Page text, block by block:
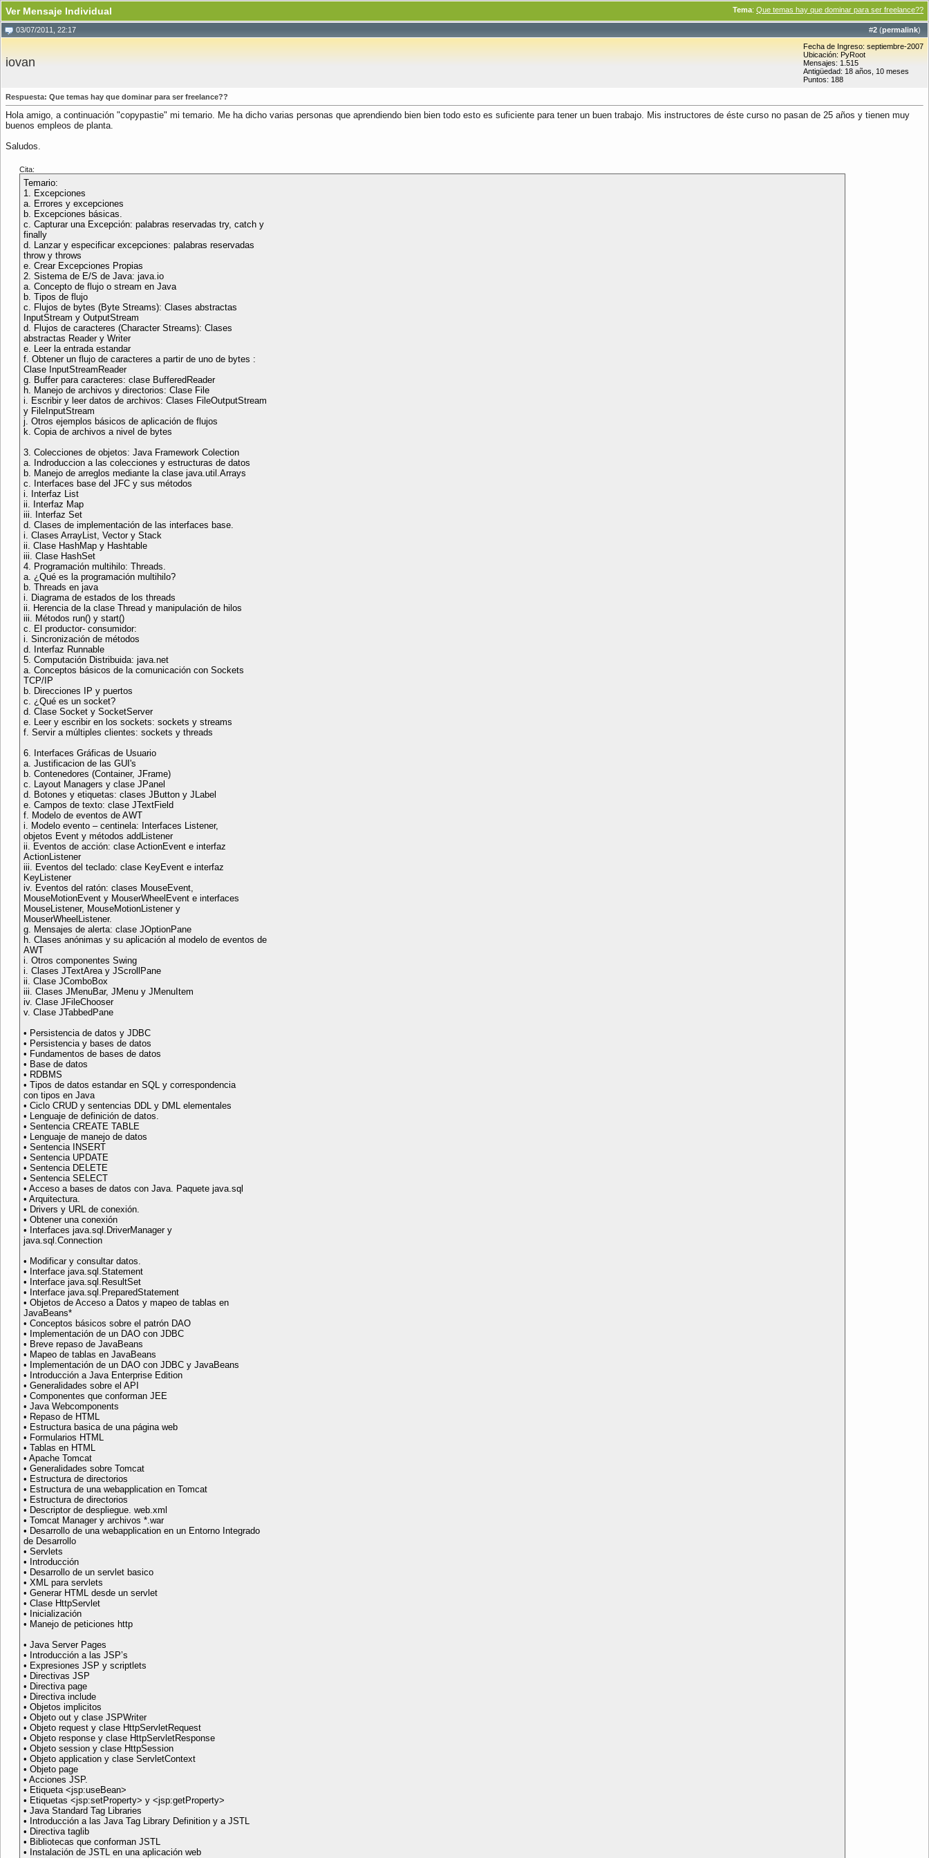
Tema: Que temas hay que dominar para ser freelance??
Ver Mensaje Individual
#2 (permalink)
03/07/2011, 22:17
iovan
Fecha de Ingreso: septiembre-2007
Ubicación: PyRoot
Mensajes: 1.515
Antigüedad: 18 años, 10 meses
Puntos: 188
Respuesta: Que temas hay que dominar para ser freelance??
Hola amigo, a continuación "copypastie" mi temario. Me ha dicho varias personas que aprendiendo bien bien todo esto es suficiente para tener un buen trabajo. Mis instructores de éste curso no pasan de 25 años y tienen muy
buenos empleos de planta.
Saludos.
Cita:
Temario:
1. Excepciones
a. Errores y excepciones
b. Excepciones básicas.
c. Capturar una Excepción: palabras reservadas try, catch y
finally
d. Lanzar y especificar excepciones: palabras reservadas
throw y throws
e. Crear Excepciones Propias
2. Sistema de E/S de Java: java.io
a. Concepto de flujo o stream en Java
b. Tipos de flujo
c. Flujos de bytes (Byte Streams): Clases abstractas
InputStream y OutputStream
d. Flujos de caracteres (Character Streams): Clases
abstractas Reader y Writer
e. Leer la entrada estandar
f. Obtener un flujo de caracteres a partir de uno de bytes :
Clase InputStreamReader
g. Buffer para caracteres: clase BufferedReader
h. Manejo de archivos y directorios: Clase File
i. Escribir y leer datos de archivos: Clases FileOutputStream
y FileInputStream
j. Otros ejemplos básicos de aplicación de flujos
k. Copia de archivos a nivel de bytes
3. Colecciones de objetos: Java Framework Colection
a. Indroduccion a las colecciones y estructuras de datos
b. Manejo de arreglos mediante la clase java.util.Arrays
c. Interfaces base del JFC y sus métodos
i. Interfaz List
ii. Interfaz Map
iii. Interfaz Set
d. Clases de implementación de las interfaces base.
i. Clases ArrayList, Vector y Stack
ii. Clase HashMap y Hashtable
iii. Clase HashSet
4. Programación multihilo: Threads.
a. ¿Qué es la programación multihilo?
b. Threads en java
i. Diagrama de estados de los threads
ii. Herencia de la clase Thread y manipulación de hilos
iii. Métodos run() y start()
c. El productor- consumidor:
i. Sincronización de métodos
d. Interfaz Runnable
5. Computación Distribuida: java.net
a. Conceptos básicos de la comunicación con Sockets
TCP/IP
b. Direcciones IP y puertos
c. ¿Qué es un socket?
d. Clase Socket y SocketServer
e. Leer y escribir en los sockets: sockets y streams
f. Servir a múltiples clientes: sockets y threads
6. Interfaces Gráficas de Usuario
a. Justificacion de las GUI's
b. Contenedores (Container, JFrame)
c. Layout Managers y clase JPanel
d. Botones y etiquetas: clases JButton y JLabel
e. Campos de texto: clase JTextField
f. Modelo de eventos de AWT
i. Modelo evento – centinela: Interfaces Listener,
objetos Event y métodos addListener
ii. Eventos de acción: clase ActionEvent e interfaz
ActionListener
iii. Eventos del teclado: clase KeyEvent e interfaz
KeyListener
iv. Eventos del ratón: clases MouseEvent,
MouseMotionEvent y MouserWheelEvent e interfaces
MouseListener, MouseMotionListener y
MouserWheelListener.
g. Mensajes de alerta: clase JOptionPane
h. Clases anónimas y su aplicación al modelo de eventos de
AWT
i. Otros componentes Swing
i. Clases JTextArea y JScrollPane
ii. Clase JComboBox
iii. Clases JMenuBar, JMenu y JMenuItem
iv. Clase JFileChooser
v. Clase JTabbedPane
• Persistencia de datos y JDBC
• Persistencia y bases de datos
• Fundamentos de bases de datos
• Base de datos
• RDBMS
• Tipos de datos estandar en SQL y correspondencia
con tipos en Java
• Ciclo CRUD y sentencias DDL y DML elementales
• Lenguaje de definición de datos.
• Sentencia CREATE TABLE
• Lenguaje de manejo de datos
• Sentencia INSERT
• Sentencia UPDATE
• Sentencia DELETE
• Sentencia SELECT
• Acceso a bases de datos con Java. Paquete java.sql
• Arquitectura.
• Drivers y URL de conexión.
• Obtener una conexión
• Interfaces java.sql.DriverManager y
java.sql.Connection
• Modificar y consultar datos.
• Interface java.sql.Statement
• Interface java.sql.ResultSet
• Interface java.sql.PreparedStatement
• Objetos de Acceso a Datos y mapeo de tablas en
JavaBeans*
• Conceptos básicos sobre el patrón DAO
• Implementación de un DAO con JDBC
• Breve repaso de JavaBeans
• Mapeo de tablas en JavaBeans
• Implementación de un DAO con JDBC y JavaBeans
• Introducción a Java Enterprise Edition
• Generalidades sobre el API
• Componentes que conforman JEE
• Java Webcomponents
• Repaso de HTML
• Estructura basica de una página web
• Formularios HTML
• Tablas en HTML
• Apache Tomcat
• Generalidades sobre Tomcat
• Estructura de directorios
• Estructura de una webapplication en Tomcat
• Estructura de directorios
• Descriptor de despliegue. web.xml
• Tomcat Manager y archivos *.war
• Desarrollo de una webapplication en un Entorno Integrado
de Desarrollo
• Servlets
• Introducción
• Desarrollo de un servlet basico
• XML para servlets
• Generar HTML desde un servlet
• Clase HttpServlet
• Inicialización
• Manejo de peticiones http
• Java Server Pages
• Introducción a las JSP’s
• Expresiones JSP y scriptlets
• Directivas JSP
• Directiva page
• Directiva include
• Objetos implicitos
• Objeto out y clase JSPWriter
• Objeto request y clase HttpServletRequest
• Objeto response y clase HttpServletResponse
• Objeto session y clase HttpSession
• Objeto application y clase ServletContext
• Objeto page
• Acciones JSP.
• Etiqueta <jsp:useBean>
• Etiquetas <jsp:setProperty> y <jsp:getProperty>
• Java Standard Tag Libraries
• Introducción a las Java Tag Library Definition y a JSTL
• Directiva taglib
• Bibliotecas que conforman JSTL
• Instalación de JSTL en una aplicación web